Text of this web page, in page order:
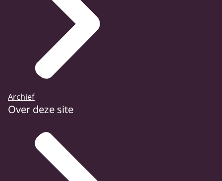
Archief
Over deze site